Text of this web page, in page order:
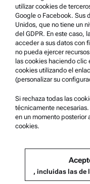
Asistencia para el
Anton Paar Certified
Declaración de seguridad
Centros técnicos Anton
Comuníquese con
Información de la
Relaciones públicas
utilizar cookies de
Google o Facebook. Sus
Unidos, que no tiene un
del GDPR. En este caso,
acceder a sus datos con
no pueda ejercer
las cookies haciendo clic
cookies utilizando el
(personalizar su
Si rechaza todas las
técnicamente
en un momento posterior
cookies.
, incluidas las de